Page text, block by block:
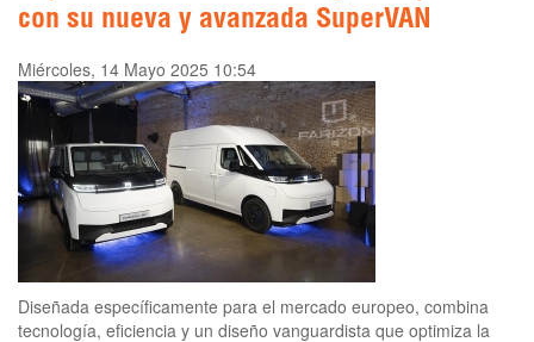
con su nueva y avanzada SuperVAN
Miércoles, 14 Mayo 2025 10:54
Diseñada específicamente para el mercado europeo, combina
tecnología, eficiencia y un diseño vanguardista que optimiza la